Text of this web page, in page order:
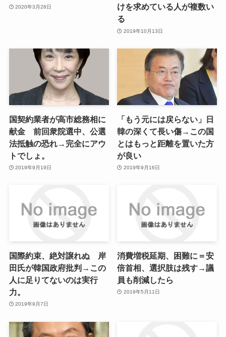
2020年3月28日
けを求めている人が複数い
る
2019年10月13日
国契約業者が高市総務相に
献金 前回衆院選中、公選
法抵触の恐れ→完全にアウ
トでしょ。
2019年9月19日
「もう元には戻らない」日
韓の深くて長い傷→この国
とはもっと距離を置いた方
が良い
2019年9月16日
国際約束、絶対譲れぬ 岸
田氏が韓国政府批判→この
人に足りてないのは実行
力。
2019年9月7日
消費増税延期、困難に＝安
倍首相、選択肢は残す→議
員も削減したら
2019年5月11日